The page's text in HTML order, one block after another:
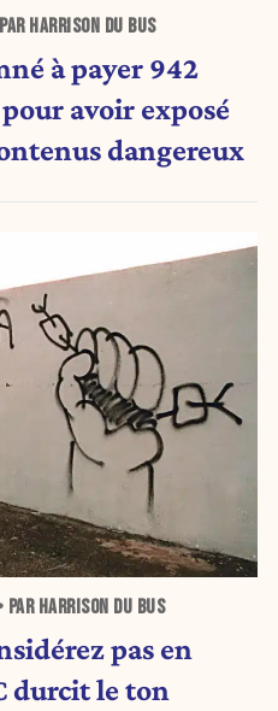
HARRISON DU BUS
à payer 942
avoir exposé
dangereux
HARRISON DU BUS
pas en
durcit le ton